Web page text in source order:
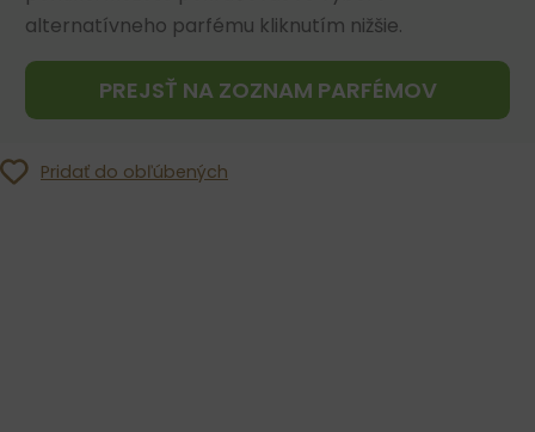
alternatívneho parfému kliknutím nižšie.
PREJSŤ NA ZOZNAM PARFÉMOV
Pridať do obľúbených